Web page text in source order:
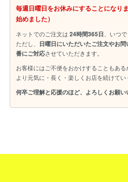
毎週日曜日をお休みにすることになり
始めました）
ネットでのご注文は 24時間365日 、いつ
ただし、
日曜日にいただいたご注文やお
番にご対応させていただきます。
お客様にはご不便をおかけすることもある
より元気に・長く・楽しくお店を続けてい
何卒ご理解と応援のほど、よろしくお願い